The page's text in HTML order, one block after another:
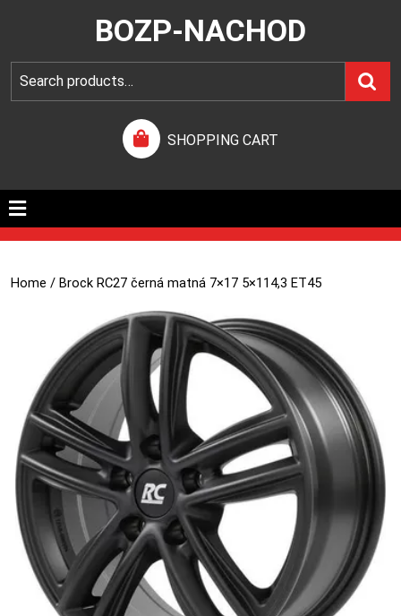
BOZP-NACHOD
SHOPPING CART
Home / Brock RC27 černá matná 7×17 5×114,3 ET45